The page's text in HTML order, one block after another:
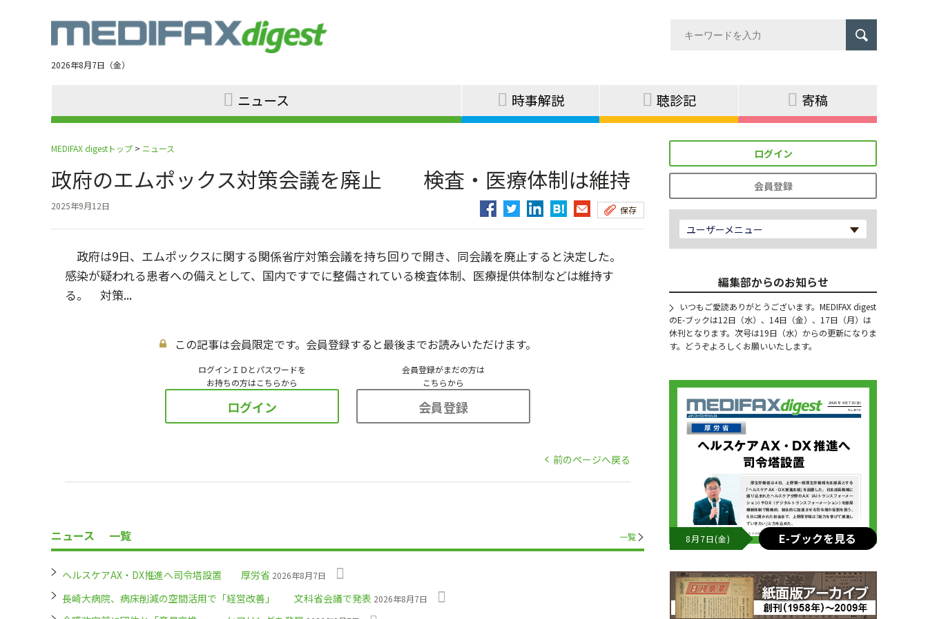
navigation
2026年8月7日（金）
ニュース 時事解説 聴診記 寄稿
MEDIFAX digestトップ > ニュース
政府のエムポックス対策会議を廃止 検査・医療体制は維持
2025年9月12日 保存
政府は9日、エムポックスに関する関係省庁対策会議を持ち回りで開き、同会議を廃止すると決定した。
感染が疑われる患者への備えとして、国内ですでに整備されている検査体制、医療提供体制などは維持す
る。 対策...
この記事は会員限定です。会員登録すると最後までお読みいただけます。
ログインＩＤとパスワードを
お持ちの方はこちらから
ログイン
会員登録がまだの方は
こちらから
会員登録
前のページへ戻る
ニュース 一覧 一覧
ヘルスケアAX・DX推進へ司令塔設置 厚労省 2026年8月7日
長崎大病院、病床削減の空間活用で「経営改善」 文科省会議で発表 2026年8月7日
ログイン
会員登録
ユーザーメニュー
編集部からのお知らせ
いつもご愛読ありがとうございます。MEDIFAX digest
のE-ブックは12日（水）、14日（金）、17日（月）は
休刊となります。次号は19日（水）からの更新になりま
す。どうぞよろしくお願いいたします。
8月7日(金) E-ブックを見る